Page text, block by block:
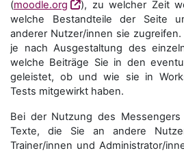
(moodle.org
), zu welcher Zeit
welche Bestandteile der Seite
anderer Nutzer/innen sie
je nach Ausgestaltung des
welche Beiträge Sie in den
geleistet, ob und wie sie in
Tests mitgewirkt haben.
Bei der Nutzung des
Texte, die Sie an andere
Trainer/innen und Administrator/